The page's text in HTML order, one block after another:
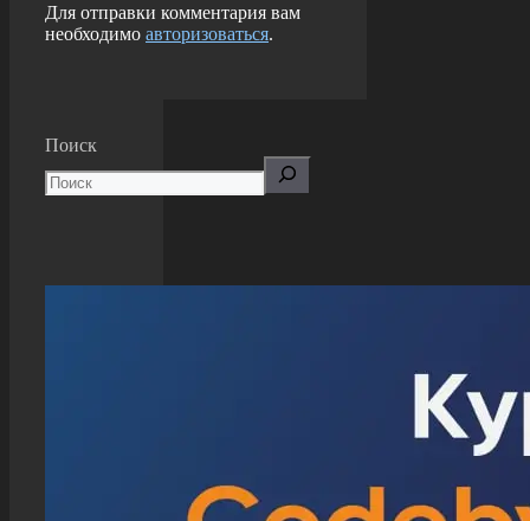
Для отправки комментария вам
необходимо авторизоваться.
Поиск